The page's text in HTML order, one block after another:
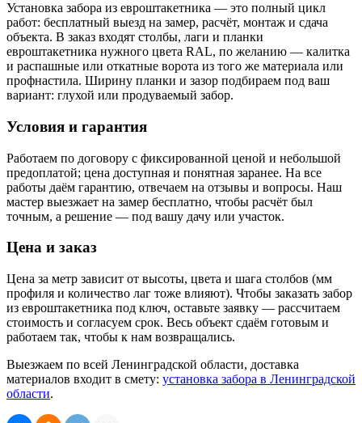
Установка забора из евроштакетника — это полный цикл
работ: бесплатный выезд на замер, расчёт, монтаж и сдача
объекта. В заказ входят столбы, лаги и планки
евроштакетника нужного цвета RAL, по желанию — калитка
и распашные или откатные ворота из того же материала или
профнастила. Ширину планки и зазор подбираем под ваш
вариант: глухой или продуваемый забор.
Условия и гарантия
Работаем по договору с фиксированной ценой и небольшой
предоплатой; цена доступная и понятная заранее. На все
работы даём гарантию, отвечаем на отзывы и вопросы. Наш
мастер выезжает на замер бесплатно, чтобы расчёт был
точным, а решение — под вашу дачу или участок.
Цена и заказ
Цена за метр зависит от высоты, цвета и шага столбов (мм
профиля и количество лаг тоже влияют). Чтобы заказать забор
из евроштакетника под ключ, оставьте заявку — рассчитаем
стоимость и согласуем срок. Весь объект сдаём готовым и
работаем так, чтобы к нам возвращались.
Выезжаем по всей Ленинградской области, доставка
материалов входит в смету: установка забора в Ленинградской
области.